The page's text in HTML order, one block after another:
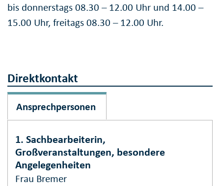
bis donnerstags 08.30 – 12.00 Uhr und 14.00 –
15.00 Uhr, freitags 08.30 – 12.00 Uhr.
Direktkontakt
Ansprechpersonen
1. Sachbearbeiterin,
Großveranstaltungen, besondere
Angelegenheiten
Frau Bremer